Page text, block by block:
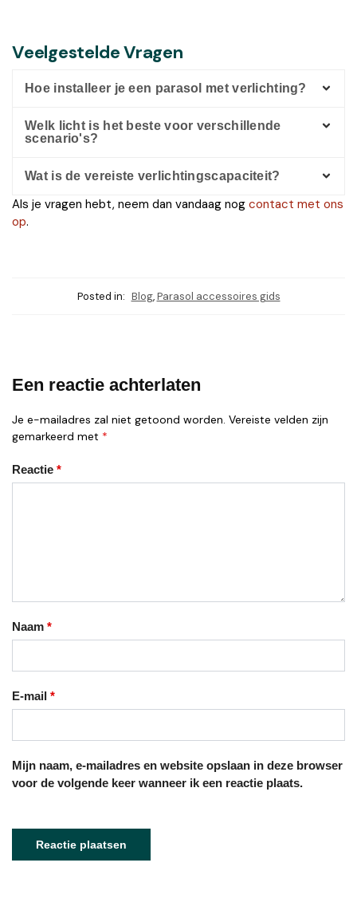
Veelgestelde Vragen
Hoe installeer je een parasol met verlichting?
Welk licht is het beste voor verschillende
scenario's?
Wat is de vereiste verlichtingscapaciteit?
Als je vragen hebt, neem dan vandaag nog contact met ons
op.
Posted in: Blog,Parasol accessoires gids
Een reactie achterlaten
Je e-mailadres zal niet getoond worden. Vereiste velden zijn
gemarkeerd met *
Reactie *
Naam *
E-mail *
Mijn naam, e-mailadres en website opslaan in deze browser
voor de volgende keer wanneer ik een reactie plaats.